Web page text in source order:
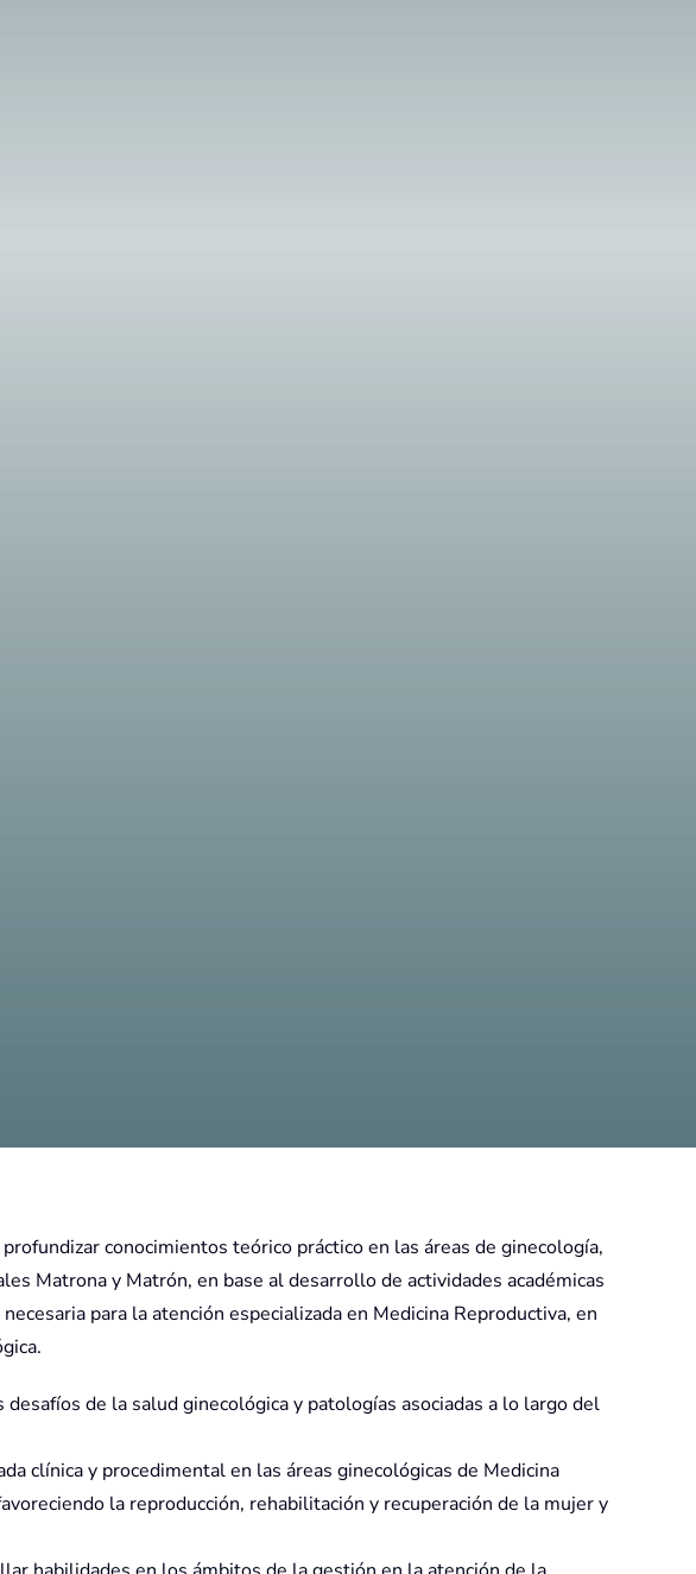
conocimientos teórico práctico en las áreas de ginecología,
Matrona y Matrón, en base al desarrollo de actividades académicas
para la atención especializada en Medicina Reproductiva, en
de la salud ginecológica y patologías asociadas a lo largo del
clínica y procedimental en las áreas ginecológicas de Medicina
la reproducción, rehabilitación y recuperación de la mujer y